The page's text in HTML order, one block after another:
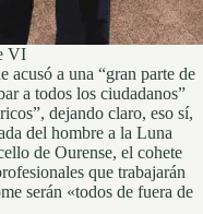
VI
acusó a una “gran parte de
a todos los ciudadanos”
dejando claro, eso sí,
del hombre a la Luna
de Ourense, el cohete
que trabajarán
serán «todos de fuera de